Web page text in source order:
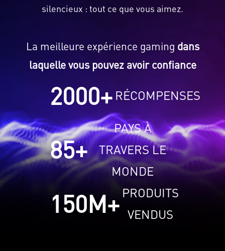
silencieux : tout ce que vous aimez.
La meilleure expérience gaming dans
laquelle vous pouvez avoir confiance
2000+ RÉCOMPENSES
85+
PAYS À
TRAVERS LE
MONDE
150M+ PRODUITS
VENDUS